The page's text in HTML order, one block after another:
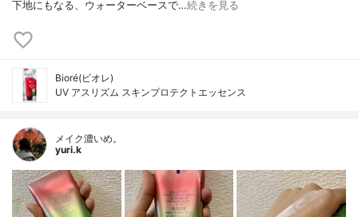
下地にもなる、ウォーターベースで…続きを見る
Bioré(ビオレ)
UV アスリズム スキンプロテクトエッセンス
メイク濃いめ。
yuri.k